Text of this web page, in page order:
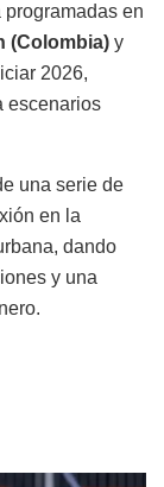
en
(Colombia) y
2026,
escenarios
una serie de
en la
dando
y una